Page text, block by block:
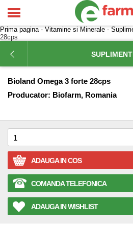
Prima pagina- Vitamine si Minerale -
28cps
Bioland Omega 3 forte 28cps
Producator: Biofarm, Romania
ADAUGA IN COS
COMANDA TELEFONICA
ADAUGA IN WISHLIST